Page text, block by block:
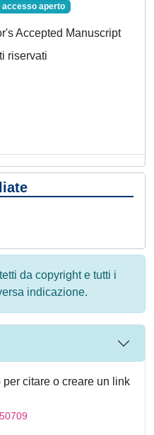
accesso aperto
Accepted Manuscript
riservati
da copyright e tutti i
indicazione.
citare o creare un link